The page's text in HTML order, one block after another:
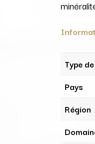
Type
Pays
Région